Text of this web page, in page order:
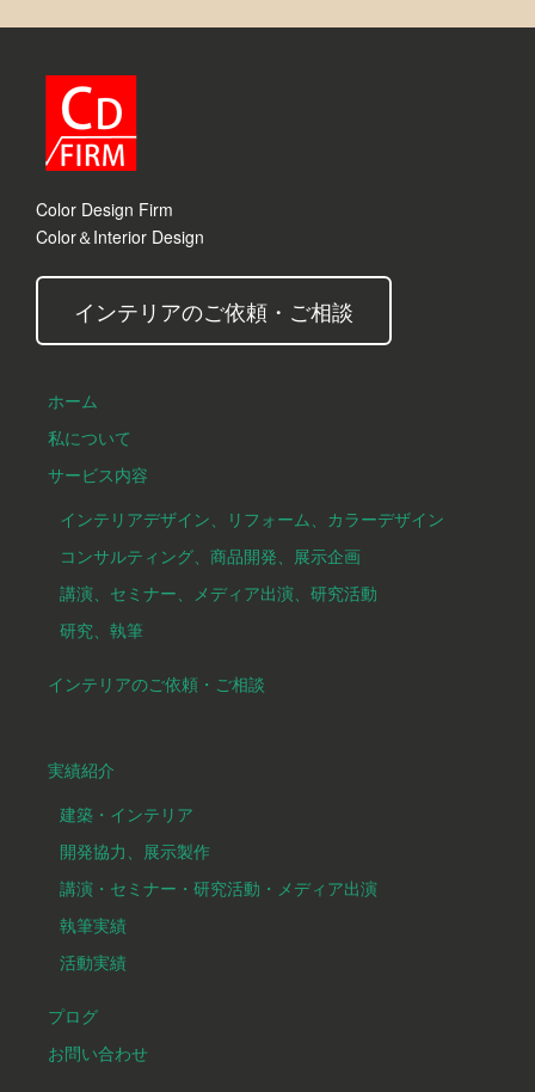
Color Design Firm
Color＆Interior Design
インテリアのご依頼・ご相談
ホーム
私について
サービス内容
インテリアデザイン、リフォーム、カラーデザイン
コンサルティング、商品開発、展示企画
講演、セミナー、メディア出演、研究活動
研究、執筆
インテリアのご依頼・ご相談
実績紹介
建築・インテリア
開発協力、展示製作
講演・セミナー・研究活動・メディア出演
執筆実績
活動実績
プログ
お問い合わせ